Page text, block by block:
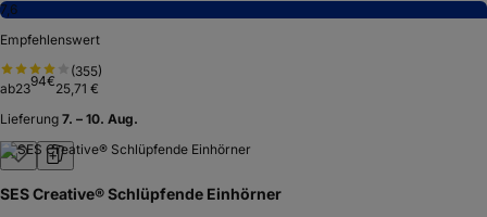
7,6
Empfehlenswert
(355)
ab2394€25,71 €
Lieferung 7. – 10. Aug.
SES Creative® Schlüpfende Einhörner